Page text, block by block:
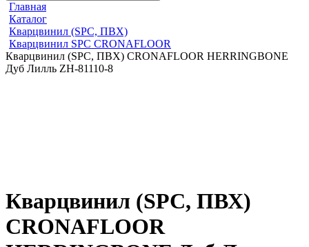
Главная
Каталог
Кварцвинил (SPC, ПВХ)
Кварцвинил SPC CRONAFLOOR
Кварцвинил (SPC, ПВХ) CRONAFLOOR HERRINGBONE
Дуб Лилль ZH-81110-8
Кварцвинил (SPC, ПВХ)
CRONAFLOOR